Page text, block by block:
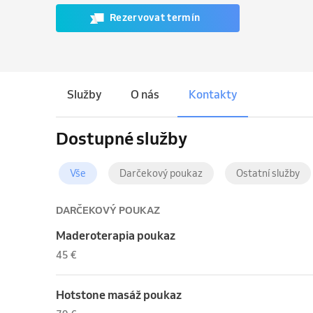
Rezervovat termín
Služby O nás Kontakty
Dostupné služby
Vše Darčekový poukaz Ostatní služby
DARČEKOVÝ POUKAZ
Maderoterapia poukaz
45 €
Hotstone masáž poukaz